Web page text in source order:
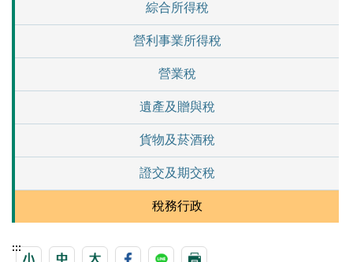
綜合所得稅
營利事業所得稅
營業稅
遺產及贈與稅
貨物及菸酒稅
證交及期交稅
稅務行政
:::